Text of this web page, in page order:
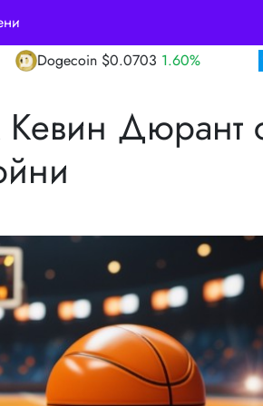
1.60% Toncoin $1.36 1.10%
Дюрант